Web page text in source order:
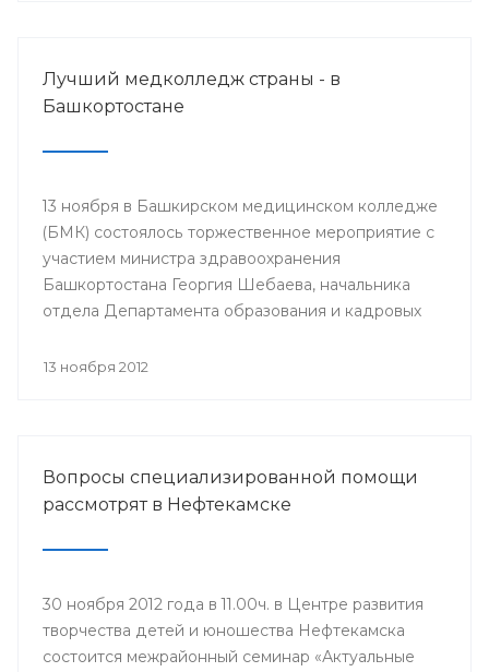
стороны самой женщины, так и со стороны
государства.
Лучший медколледж страны - в
Башкортостане
13 ноября в Башкирском медицинском колледже
(БМК) состоялось торжественное мероприятие с
участием министра здравоохранения
Башкортостана Георгия Шебаева, начальника
отдела Департамента образования и кадровых
Российской Федерации Ирины Купеевой,
повышения квалификации-училища повышения
квалификации медработников со средним
медицинским и фармацевтическим
образованием Валерия Шакирова и других.
13 ноября 2012
Вопросы специализированной помощи
рассмотрят в Нефтекамске
30 ноября 2012 года в 11.00ч. в Центре развития
творчества детей и юношества Нефтекамска
состоится межрайонный семинар «Актуальные